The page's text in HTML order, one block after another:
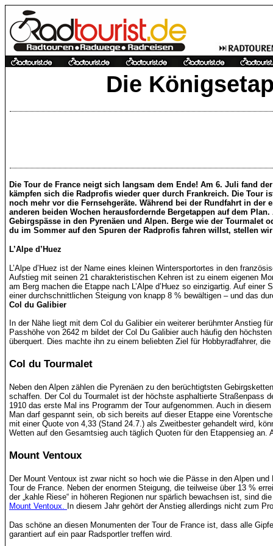
Die
Die Tour de France neigt sich langsam dem Ende! Am 6. Juli fand
kämpfen sich die Radprofis wieder quer durch Frankreich. Die Tour
noch mehr vor die Fernsehgeräte. Während bei der Rundfahrt in
anderen beiden Wochen herausfordernde Bergetappen auf dem
Gebirgspässe in den Pyrenäen und Alpen. Berge wie der Tourmalet
du im Sommer auf den Spuren der Radprofis fahren willst, stellen
L’Alpe d’Huez
L’Alpe d’Huez ist der Name eines kleinen Wintersportortes in den
Aufstieg mit seinen 21 charakteristischen Kehren ist zu einem eigenen
am Berg machen die Etappe nach L’Alpe d’Huez so einzigartig. Auf
einer durchschnittlichen Steigung von knapp 8 % bewältigen – und das
Col du Galibier
In der Nähe liegt mit dem Col du Galibier ein weiterer berühmter Anstieg
Passhöhe von 2642 m bildet der Col Du Galibier auch häufig den
überquert. Dies machte ihn zu einem beliebten Ziel für Hobbyradfahrer,
Col du Tourmalet
Neben den Alpen zählen die Pyrenäen zu den berüchtigtsten
schaffen. Der Col du Tourmalet ist der höchste asphaltierte Straßenpass
1910 das erste Mal ins Programm der Tour aufgenommen. Auch in
Man darf gespannt sein, ob sich bereits auf dieser Etappe eine
mit einer Quote von 4,33 (Stand 24.7.) als Zweitbester gehandelt wird,
Wetten auf den Gesamtsieg auch täglich Quoten für den Etappensieg
Mount Ventoux
Der Mount Ventoux ist zwar nicht so hoch wie die Pässe in den Alpen
Tour de France. Neben der enormen Steigung, die teilweise über 13 %
der „kahle Riese“ in höheren Regionen nur spärlich bewachsen ist, sind
Mount Ventoux. In diesem Jahr gehört der Anstieg allerdings nicht zum
Das schöne an diesen Monumenten der Tour de France ist, dass alle
garantiert auf ein paar Radsportler treffen wird.